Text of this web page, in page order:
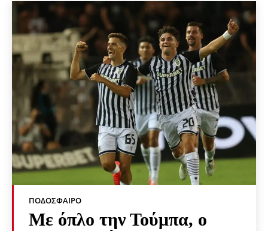
ΠΟΔΌΣΦΑΙΡΟ
Με όπλο την Τούμπα, ο